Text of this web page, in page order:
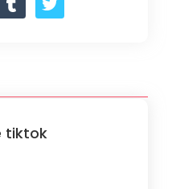
tiktok